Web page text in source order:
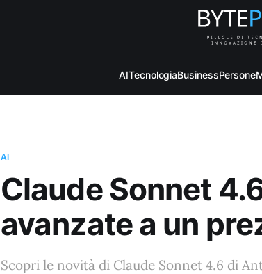
AITecnologiaBusinessPersone
AI
Claude Sonnet
avanzate a un
Scopri le novità di Claude Sonnet 4.6 di